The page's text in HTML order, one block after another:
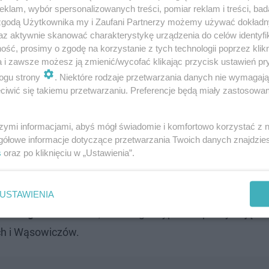
jest zamek, dawna siedziba książąt zatorskich.
stuleciu gruntownie przebudowana przez ród
architekta Franciszka Marii Lanciego.
stanowi jedną z największych atrakcji Zatora.
się historyczne centrum miasta.
W panoramie
z 1393 roku
i Wąsowiczów.
wybór spersonalizowanych treści, pomiar reklam i treści,
Użytkownika my i Zaufani Partnerzy możemy używać
aktywnie skanować charakterystykę urządzenia do celów
prosimy o zgodę na korzystanie z tych technologii poprzez
i zawsze możesz ją zmienić/wycofać klikając przycisk ustawień
strony
. Niektóre rodzaje przetwarzania danych nie
się takiemu przetwarzaniu. Preferencje będą miały
informacjami, abyś mógł świadomie i komfortowo korzystać z
informacje dotyczące przetwarzania Twoich danych
oraz po kliknięciu w „Ustawienia”.
USTAWIENIA